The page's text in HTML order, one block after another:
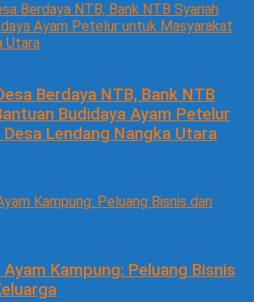
Berdaya NTB, Bank NTB
Budidaya Ayam Petelur
Lendang Nangka Utara
Kampung: Peluang Bisnis